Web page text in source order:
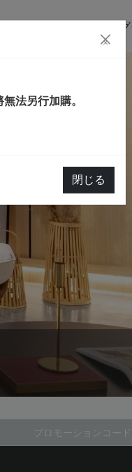
ロ
プロモーションコー
×
法另行加購。
閉じる